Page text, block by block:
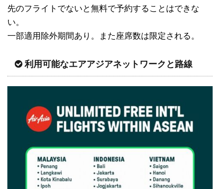
先のフライトでないと無料で予約することはできな
い。
一部適用除外期間あり。また座席数は限定される。
利用可能なエアアジアネットワークと路線